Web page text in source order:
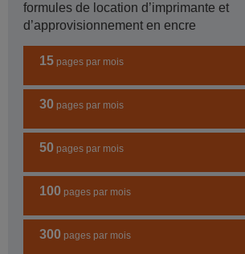
formules de location d’imprimante et
d’approvisionnement en encre
15 pages par mois
30 pages par mois
50 pages par mois
100 pages par mois
300 pages par mois